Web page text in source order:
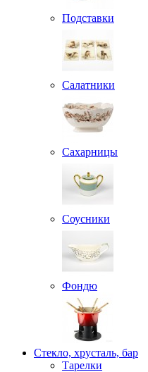
Подставки
Салатники
Сахарницы
Соусники
Фондю
Стекло, хрусталь, бар
Тарелки